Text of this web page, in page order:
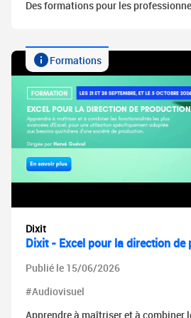
Des formations pour les
Formations
Dixit
Dixit - Excel pour la direction de
Publié le 15/06/2026
#Audiovisuel
Apprendre à maîtriser et à combiner